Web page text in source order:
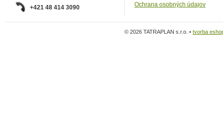
+421 48 414 3090
Ochrana osobných údajov
© 2026 TATRAPLAN s.r.o. • tvorba